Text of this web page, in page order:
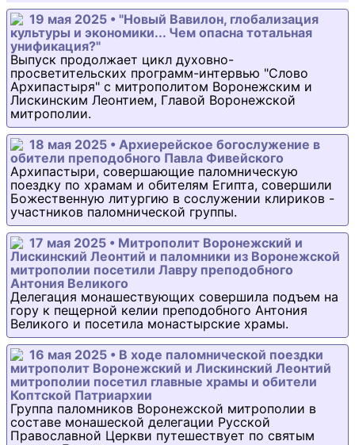
19 мая 2025 • "Новый Вавилон, глобализация
культуры и экономики... Чем опасна тотальная
унификация?"
Выпуск продолжает цикл духовно-
просветительских программ-интервью "Слово
Архипастыря" с митрополитом Воронежским и
Лискинским Леонтием, Главой Воронежской
митрополии.
18 мая 2025 • Архиерейское богослужение в
обители преподобного Павла Фивейского
Архипастыри, совершающие паломническую
поездку по храмам и обителям Египта, совершили
Божественную литургию в сослужении клириков -
участников паломнической группы.
17 мая 2025 • Митрополит Воронежский и
Лискинский Леонтий и паломники из Воронежской
митрополии посетили Лавру преподобного
Антония Великого
Делегация монашествующих совершила подъем на
гору к пещерной келии преподобного Антония
Великого и посетила монастырские храмы.
16 мая 2025 • В ходе паломнической поездки
митрополит Воронежский и Лискинский Леонтий
митрополии посетил главные храмы и обители
Коптской Патриархии
Группа паломников Воронежской митрополии в
составе монашеской делегации Русской
Православной Церкви путешествует по святым